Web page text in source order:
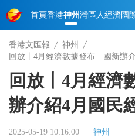
首頁香港神州灣區人經濟國
香港文匯報
神州
回放丨4月經濟數據發布 國新辦
回放丨4月經
辦介紹4月國民
2025-05-19 10:16:00 神州